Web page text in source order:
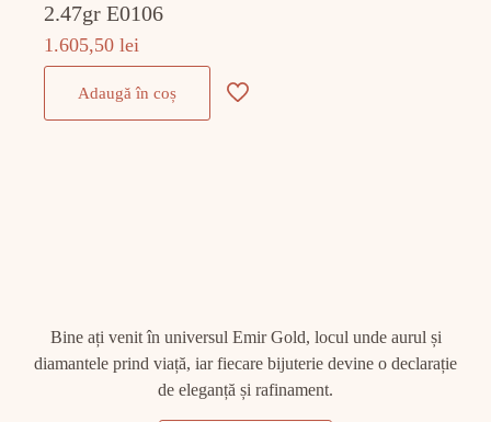
2.47gr E0106
1.605,50lei
Adaugă în coș
Bine ați venit în universul Emir Gold, locul unde aurul și
diamantele prind viață, iar fiecare bijuterie devine o declarație
de eleganță și rafinament.